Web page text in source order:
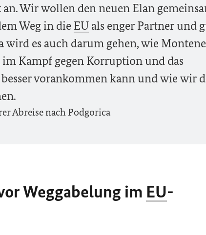
Wir wollen den neuen Elan
Weg in die EU als enger Partner und
wird es auch darum gehen, wie
Kampf gegen Korruption und das
vorankommen kann und wie wir
Abreise nach Podgorica
Weg­gabelung im EU-